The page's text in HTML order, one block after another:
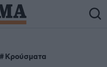
Κρούσματα